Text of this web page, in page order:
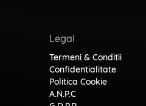
Legal
Termeni & Conditii
Confidentialitate
Politica Cookie
A.N.P.C